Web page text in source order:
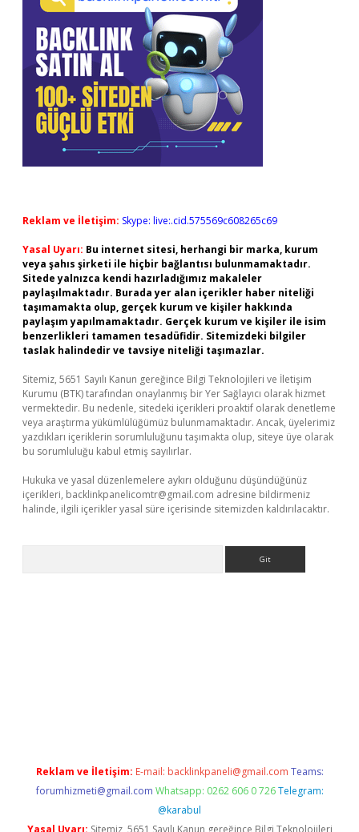
Reklam ve İletişim: Skype: live:.cid.575569c608265c69
Yasal Uyarı: Bu internet sitesi, herhangi bir marka, kurum
veya şahıs şirketi ile hiçbir bağlantısı bulunmamaktadır.
Sitede yalnızca kendi hazırladığımız makaleler
paylaşılmaktadır. Burada yer alan içerikler haber niteliği
taşımamakta olup, gerçek kurum ve kişiler hakkında
paylaşım yapılmamaktadır. Gerçek kurum ve kişiler ile isim
benzerlikleri tamamen tesadüfidir. Sitemizdeki bilgiler
taslak halindedir ve tavsiye niteliği taşımazlar.
Sitemiz, 5651 Sayılı Kanun gereğince Bilgi Teknolojileri ve İletişim
Kurumu (BTK) tarafından onaylanmış bir Yer Sağlayıcı olarak hizmet
vermektedir. Bu nedenle, sitedeki içerikleri proaktif olarak denetleme
veya araştırma yükümlülüğümüz bulunmamaktadır. Ancak, üyelerimiz
yazdıkları içeriklerin sorumluluğunu taşımakta olup, siteye üye olarak
bu sorumluluğu kabul etmiş sayılırlar.
Hukuka ve yasal düzenlemelere aykırı olduğunu düşündüğünüz
içerikleri, backlinkpanelicomtr@gmail.com adresine bildirmeniz
halinde, ilgili içerikler yasal süre içerisinde sitemizden kaldırılacaktır.
Reklam ve İletişim: E-mail: backlinkpaneli@gmail.com Teams:
forumhizmeti@gmail.com Whatsapp: 0262 606 0 726 Telegram:
@karabul
Yasal Uyarı: Sitemiz, 5651 Sayılı Kanun gereğince Bilgi Teknolojileri